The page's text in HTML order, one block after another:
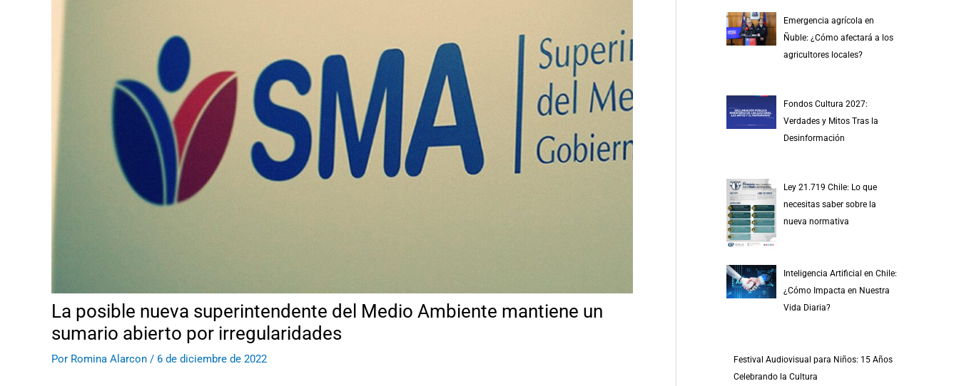
La posible nueva superintendente del Medio Ambiente mantiene un
sumario abierto por irregularidades
Por Romina Alarcon / 6 de diciembre de 2022
Emergencia agrícola en
Ñuble: ¿Cómo afectará a los
agricultores locales?
Fondos Cultura 2027:
Verdades y Mitos Tras la
Desinformación
Ley 21.719 Chile: Lo que
necesitas saber sobre la
nueva normativa
Inteligencia Artificial en Chile:
¿Cómo Impacta en Nuestra
Vida Diaria?
Festival Audiovisual para Niños: 15 Años
Celebrando la Cultura